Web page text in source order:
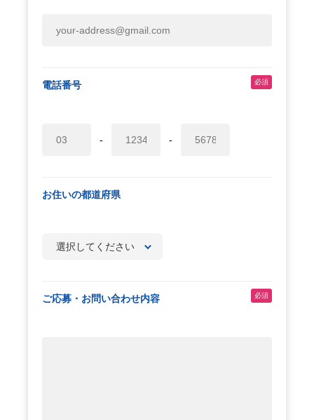
電話番号 必須
- -
お住いの都道府県
ご応募・ お問い合わせ内容 必須